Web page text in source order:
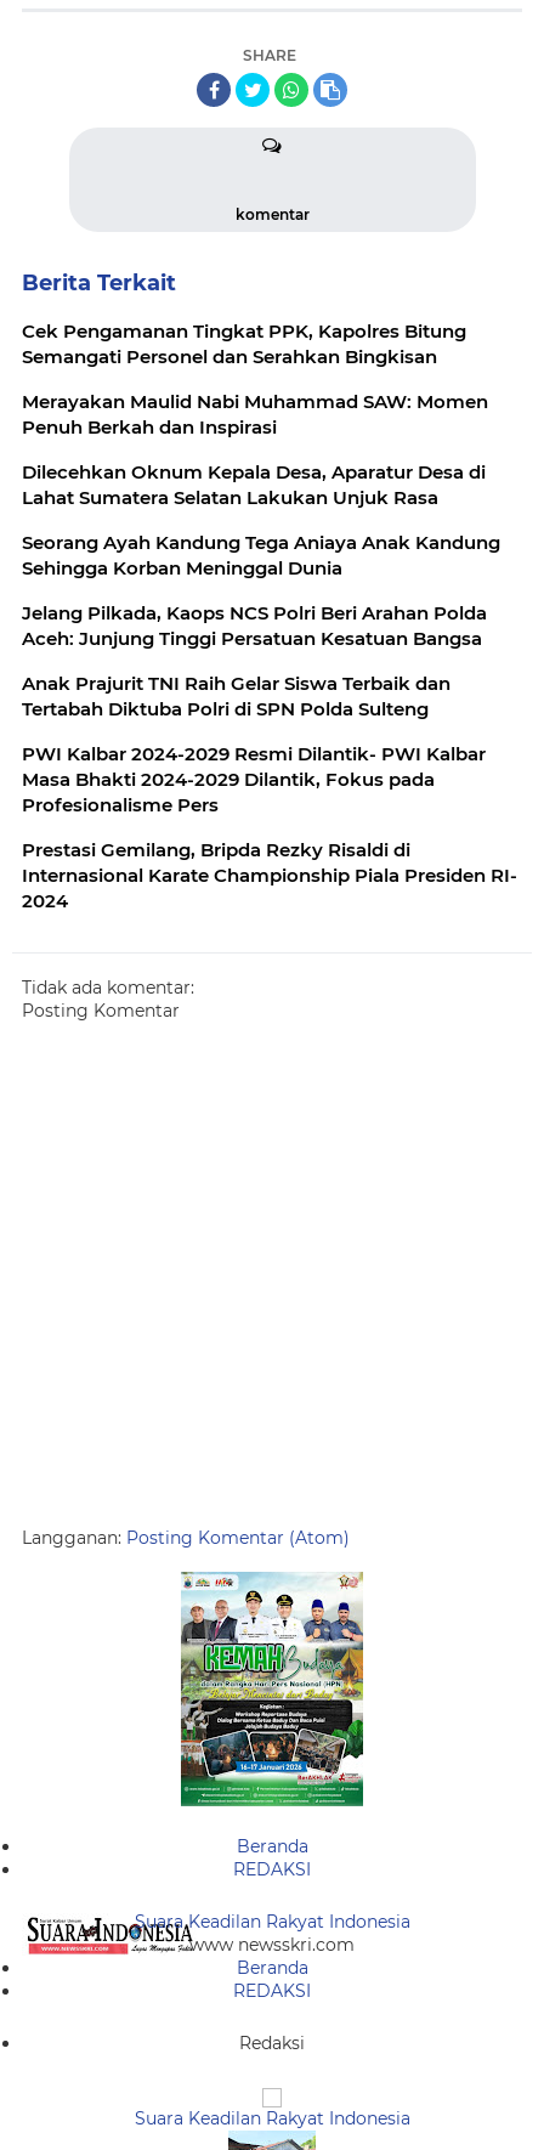
SHARE
komentar
Berita Terkait
Cek Pengamanan Tingkat PPK, Kapolres Bitung
Semangati Personel dan Serahkan Bingkisan
Merayakan Maulid Nabi Muhammad SAW: Momen
Penuh Berkah dan Inspirasi
Dilecehkan Oknum Kepala Desa, Aparatur Desa di
Lahat Sumatera Selatan Lakukan Unjuk Rasa
Seorang Ayah Kandung Tega Aniaya Anak Kandung
Sehingga Korban Meninggal Dunia
Jelang Pilkada, Kaops NCS Polri Beri Arahan Polda
Aceh: Junjung Tinggi Persatuan Kesatuan Bangsa
Anak Prajurit TNI Raih Gelar Siswa Terbaik dan
Tertabah Diktuba Polri di SPN Polda Sulteng
PWI Kalbar 2024-2029 Resmi Dilantik- PWI Kalbar
Masa Bhakti 2024-2029 Dilantik, Fokus pada
Profesionalisme Pers
Prestasi Gemilang, Bripda Rezky Risaldi di
Internasional Karate Championship Piala Presiden RI-
2024
Tidak ada komentar:
Posting Komentar
Langganan: Posting Komentar (Atom)
Beranda
REDAKSI
Suara Keadilan Rakyat Indonesia
www newsskri.com
Beranda
REDAKSI
Redaksi
Suara Keadilan Rakyat Indonesia